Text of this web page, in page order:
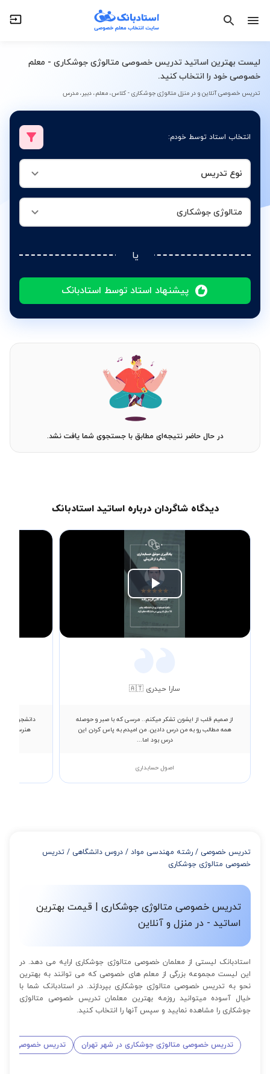
لیست بهترین اساتید تدریس خصوصی متالوژی جوشکاری - معلم
خصوصی خود را انتخاب کنید.
تدریس خصوصی آنلاین و در منزل متالوژی جوشکاری - کلاس، معلم، دبیر، مدرس
انتخاب استاد توسط خودم:
نوع تدریس
متالوژی جوشکاری
یا
پیشنهاد استاد توسط استادبانک
متالوژی جوشکاری
در حال حاضر نتیجه‌ای مطابق با جستجوی شما یافت نشد.
دیدگاه شاگردان درباره اساتید استادبانک
Play
Video
سارا حیدری 🇦🇹
از صمیم قلب از ایشون تشکر میکنم.. مرسی که با صبر و حوصله
همه مطالب رو به من درس دادین. من امیدم به پاس کردن این
درس بود اما...
اصول حسابداری
دانشجوی
هنرستان
تدریس خصوصی / رشته مهندسی مواد / دروس دانشگاهی / تدریس
خصوصی متالوژی جوشکاری
تدریس خصوصی متالوژی جوشکاری | قیمت بهترین
اساتید - در منزل و آنلاین
استادبانک لیستی از معلمان خصوصی متالوژی جوشکاری ارایه می دهد. در
این لیست مجموعه بزرگی از معلم های خصوصی که می توانند به بهترین
نحو به تدریس خصوصی متالوژی جوشکاری بپردازند. در استادبانک شما با
خیال آسوده میتوانید روزمه بهترین معلمان تدریس خصوصی متالوژی
جوشکاری را مشاهده نمایید و سپس آنها را انتخاب کنید.
تدریس خصوصی متالوژی جوشکاری در شهر تهران تدریس خصوصی